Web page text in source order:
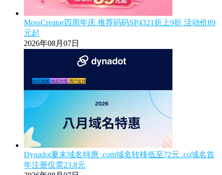
MossCreator四周年庆 推荐码码SP4321折上9折 活动价89
元起
2026年08月07日
Dynadot夏末域名特惠 .com域名转移低至72元 .co域名首
年注册仅需23.8元